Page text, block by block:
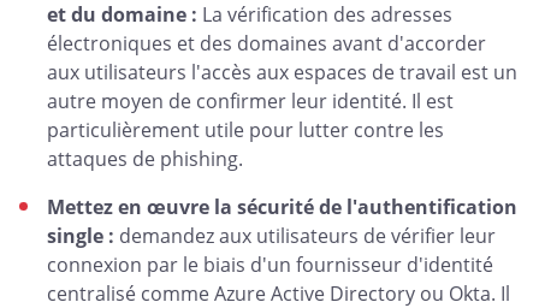
et du domaine : La vérification des adresses
électroniques et des domaines avant d'accorder
aux utilisateurs l'accès aux espaces de travail est un
autre moyen de confirmer leur identité. Il est
particulièrement utile pour lutter contre les
attaques de phishing.
Mettez en œuvre la sécurité de l'authentification
single : demandez aux utilisateurs de vérifier leur
connexion par le biais d'un fournisseur d'identité
centralisé comme Azure Active Directory ou Okta. Il